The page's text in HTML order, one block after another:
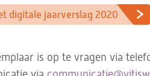
digitale jaarverslag 2020
is op te vragen via